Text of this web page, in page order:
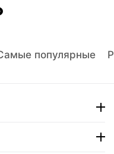
популярные